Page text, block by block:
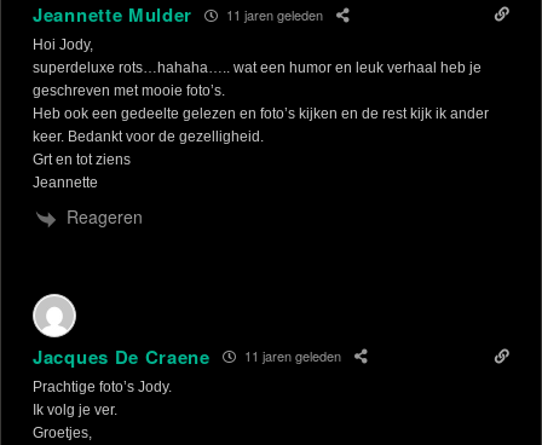
Jeannette Mulder 11 jaren geleden
Hoi Jody,
superdeluxe rots…hahaha….. wat een humor en leuk verhaal heb je
geschreven met mooie foto’s.
Heb ook een gedeelte gelezen en foto’s kijken en de rest kijk ik ander
keer. Bedankt voor de gezelligheid.
Grt en tot ziens
Jeannette
Reageren
Jacques De Craene 11 jaren geleden
Prachtige foto’s Jody.
Ik volg je ver.
Groetjes,